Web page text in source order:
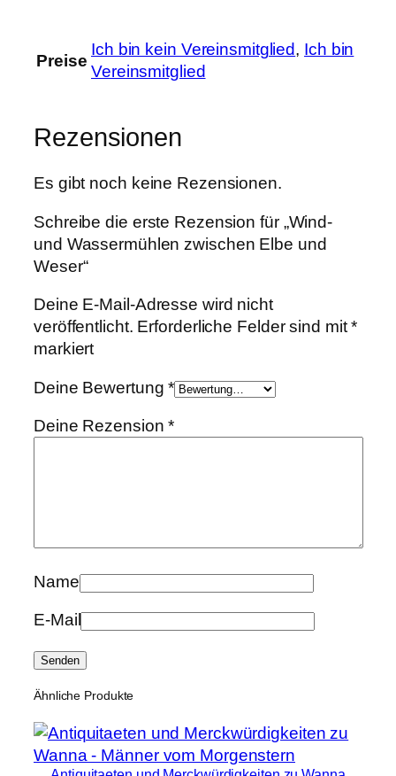
b
n
W
s
e
r
e
n
g
Preise
Ich bin kein Vereinsmitglied, Ich bin
Vereinsmitglied
Rezensionen
Es gibt noch keine Rezensionen.
Schreibe die erste Rezension für „Wind-
und Wassermühlen zwischen Elbe und
Weser“
Deine E-Mail-Adresse wird nicht
veröffentlicht. Erforderliche Felder sind mit*
markiert
Deine Bewertung*
Deine Rezension*
Name
E-Mail
Ähnliche Produkte